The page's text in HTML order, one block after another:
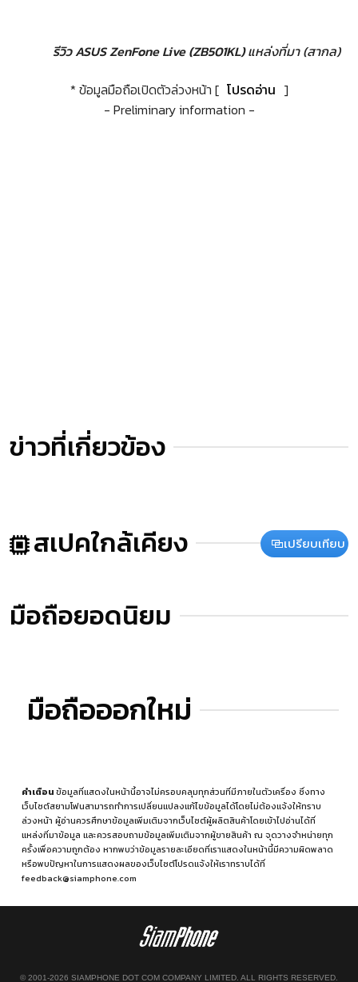
รีวิว ASUS ZenFone Live (ZB501KL) แหล่งที่มา (สากล)
* ข้อมูลมือถือเปิดตัวล่วงหน้า [ โปรดอ่าน ]
- Preliminary information -
ข่าวที่เกี่ยวข้อง
สเปคใกล้เคียง เปรียบเทียบ
มือถือยอดนิยม
มือถือออกใหม่
คำเตือนข้อมูลที่แสดงในหน้านี้อาจไม่ครอบคลุมทุกส่วนที่มีภายในตัวเครื่อง ซึ่งทาง
เว็บไซต์สยามโฟนสามารถทำการเปลี่ยนแปลงแก้ไขข้อมูลได้โดยไม่ต้องแจ้งให้ทราบ
ล่วงหน้า ผู้อ่านควรศึกษาข้อมูลเพิ่มเติมจากเว็บไซต์ผู้ผลิตสินค้าโดยเข้าไปอ่านได้ที่
แหล่งที่มาข้อมูล และควรสอบถามข้อมูลเพิ่มเติมจากผู้ขายสินค้า ณ จุดวางจำหน่ายทุก
ครั้งเพื่อความถูกต้อง หากพบว่าข้อมูลรายละเอียดที่เราแสดงในหน้านี้มีความผิดพลาด
หรือพบปัญหาในการแสดงผลของเว็บไซต์โปรดแจ้งให้เราทราบได้ที่
feedback@siamphone.com
© 2001-2026 SIAMPHONE DOT COM COMPANY LIMITED. ALL RIGHTS RESERVED.